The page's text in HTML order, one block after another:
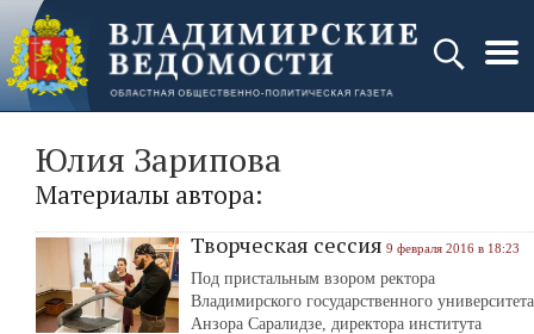
Юлия Зарипова
Материалы автора:
Творческая сессия 9 февраля 2016 в 18:23
Под пристальным взором ректора
Владимирского государственного университета
Анзора Саралидзе, директора института